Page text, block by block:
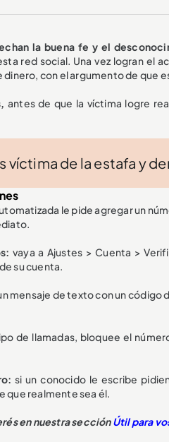
la buena fe y el
red social. Una vez logran el
con el argumento de que
antes de que la víctima logre
víctima de la estafa y
le pide agregar un
vaya a Ajustes > Cuenta >
su cuenta.
mensaje de texto con un código
de llamadas, bloquee el
si un conocido le escribe
que realmente sea él.
en nuestra secciónÚtil para